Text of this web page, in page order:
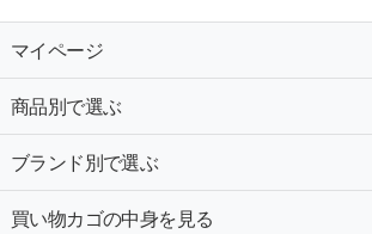
マイページ
商品別で選ぶ
ブランド別で選ぶ
買い物カゴの中身を見る